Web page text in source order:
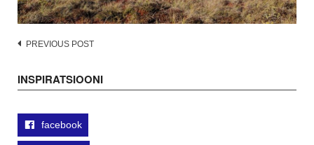
Post
PREVIOUS POST
INSPIRATSIOONI
facebook